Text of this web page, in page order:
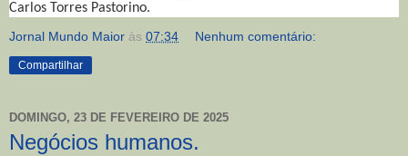
Carlos Torres Pastorino.
Jornal Mundo Maior às 07:34 Nenhum comentário:
Compartilhar
DOMINGO, 23 DE FEVEREIRO DE 2025
Negócios humanos.